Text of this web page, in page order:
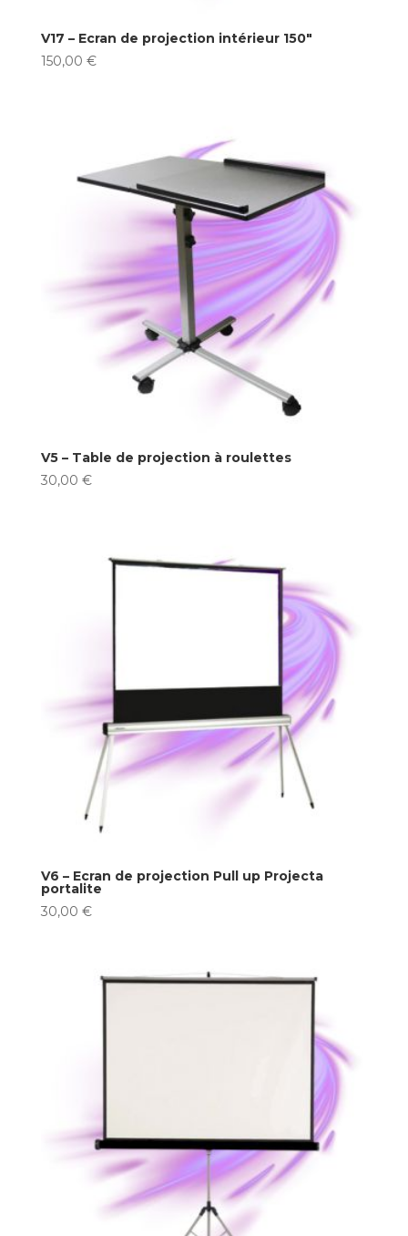
V17 – Ecran de projection intérieur 150″
150,00 €
V5 – Table de projection à roulettes
30,00 €
V6 – Ecran de projection Pull up Projecta
portalite
30,00 €